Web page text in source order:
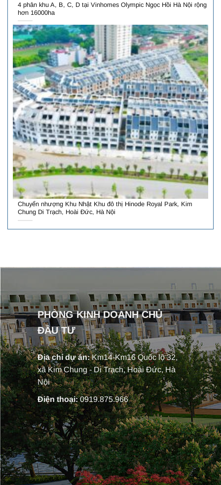
4 phân khu A, B, C, D tại Vinhomes Olympic Ngọc Hồi Hà Nội rộng
hơn 16000ha
Chuyển nhượng Khu Nhật Khu đô thị Hinode Royal Park, Kim
Chung Di Trạch, Hoài Đức, Hà Nội
PHÒNG KINH DOANH CHỦ
ĐẦU TƯ
Địa chỉ dự án:Km14-Km16 Quốc lộ 32,
xã Kim Chung - Di Trạch, Hoài Đức, Hà
Nội
Điện thoại:0919.875.966